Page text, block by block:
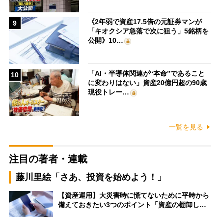
9
《2年弱で資産17.5倍の元証券マンが
「キオクシア急落で次に狙う」5銘柄を
公開》10…
10
「AI・半導体関連が“本命”であること
に変わりはない」資産20億円超の90歳
現役トレー…
一覧を見る
注目の著者・連載
藤川里絵「さあ、投資を始めよう！」
【資産運用】大災害時に慌てないために平時から
備えておきたい3つのポイント「資産の棚卸し…